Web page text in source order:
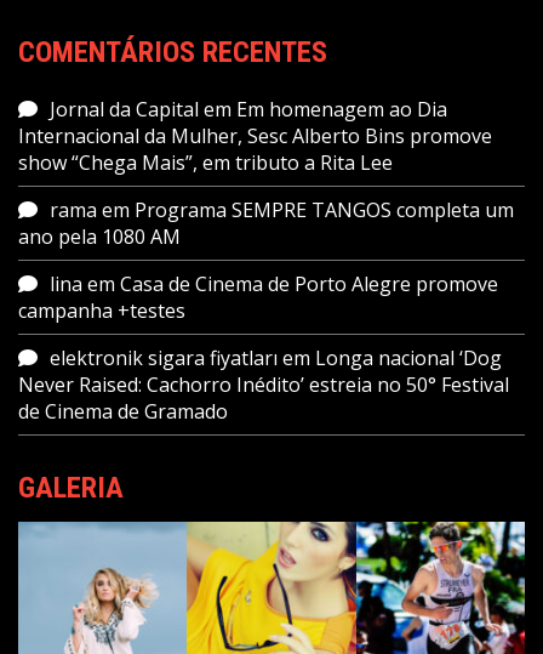
COMENTÁRIOS RECENTES
Jornal da Capital em Em homenagem ao Dia
Internacional da Mulher, Sesc Alberto Bins promove
show “Chega Mais”, em tributo a Rita Lee
rama em Programa SEMPRE TANGOS completa um
ano pela 1080 AM
lina em Casa de Cinema de Porto Alegre promove
campanha +testes
elektronik sigara fiyatları em Longa nacional ‘Dog
Never Raised: Cachorro Inédito’ estreia no 50° Festival
de Cinema de Gramado
GALERIA